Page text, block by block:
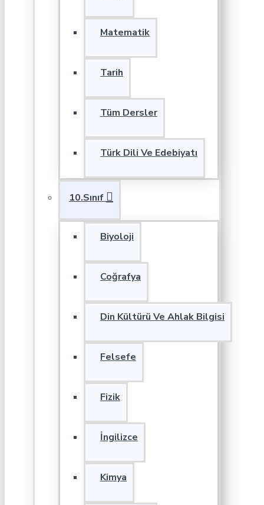
Matematik
Tarih
Tüm Dersler
Türk Dili Ve Edebiyatı
10.Sınıf
Biyoloji
Coğrafya
Din Kültürü Ve Ahlak Bilgisi
Felsefe
Fizik
İngilizce
Kimya